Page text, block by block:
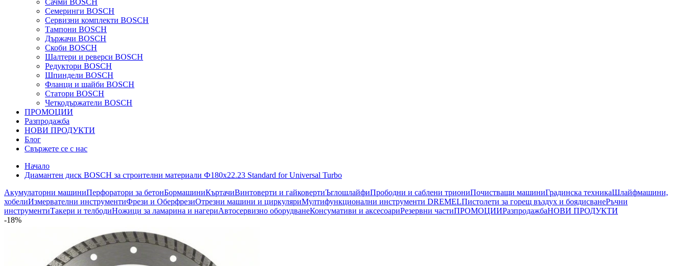
Сачми BOSCH
Семеринги BOSCH
Сервизни комплекти BOSCH
Тампони BOSCH
Държачи BOSCH
Скоби BOSCH
Шалтери и реверси BOSCH
Редуктори BOSCH
Шпиндели BOSCH
Фланци и шайби BOSCH
Статори BOSCH
Четкодържатели BOSCH
ПРОМОЦИИ
Разпродажба
НОВИ ПРОДУКТИ
Блог
Свържете се с нас
Начало
Диамантен диск BOSCH за строителни материали Ф180х22.23 Standard for Universal Turbo
Акумулаторни машиниПерфоратори за бетонБормашиниКъртачиВинтоверти и гайковертиЪглошлайфиПрободни и саблени триониПочистващи машиниГрадинска техникаШлайфмашини,
хобелиИзмервателни инструментиФрези и ОберфрезиОтрезни машини и циркуляриМултифункционални инструменти DREMELПистолети за горещ въздух и боядисванеРъчни
инструментиТакери и телбодиНожици за ламарина и нагериАвтосервизно оборудванеКонсумативи и аксесоариРезервни частиПРОМОЦИИРазпродажбаНОВИ ПРОДУКТИ
-18%